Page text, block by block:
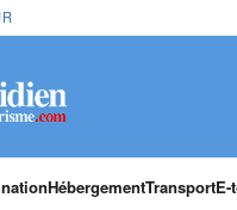
HébergementTransport